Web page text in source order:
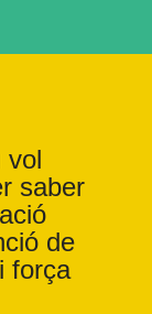
vol
saber
de
força